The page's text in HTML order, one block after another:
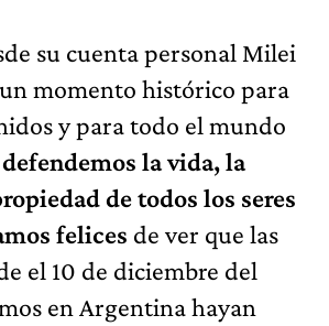
su cuenta personal Milei
momento histórico para
y para todo el mundo
la vida, la
de todos los seres
felices de ver que las
el 10 de diciembre del
en Argentina hayan